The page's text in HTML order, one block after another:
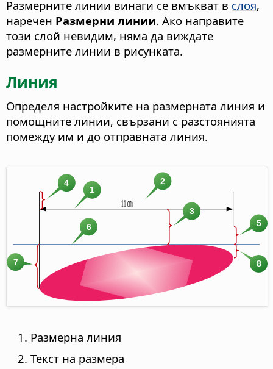
Размерните линии винаги се вмъкват в слоя,
наречен Размерни линии. Ако направите
този слой невидим, няма да виждате
размерните линии в рисунката.
Линия
Определя настройките на размерната линия и
помощните линии, свързани с разстоянията
помежду им и до отправната линия.
Размерна линия
Текст на размера